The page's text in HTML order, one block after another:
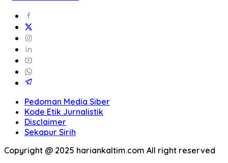
Pedoman Media Siber
Kode Etik Jurnalistik
Disclaimer
Sekapur Sirih
Copyright @ 2025 hariankaltim.com All right reserved